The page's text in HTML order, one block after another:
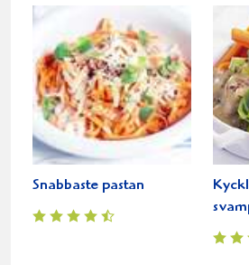
Snabbaste pastan